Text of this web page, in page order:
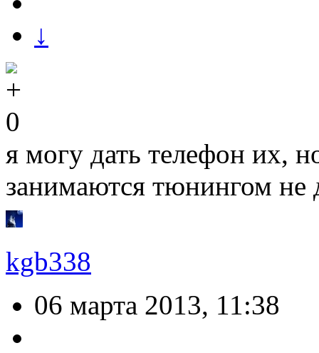
↓
0
я могу дать телефон их,
занимаются тюнингом
kgb338
06 марта 2013, 11:38